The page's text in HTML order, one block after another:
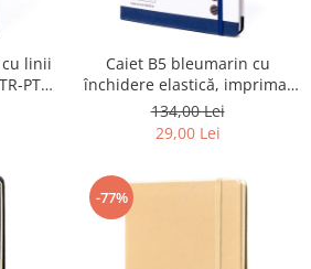
cu linii
PTN
Caiet B5 bleumarin cu
închidere elastică, imprimat
cu linii - Peterson PTR-PTN
NOT-6-LN-Q1-8785
134,00 Lei
29,00 Lei
-77%